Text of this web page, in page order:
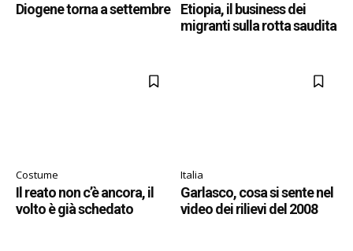
Diogene torna a settembre
Etiopia, il business dei
migranti sulla rotta saudita
Costume
Il reato non c’è ancora, il
volto è già schedato
Italia
Garlasco, cosa si sente nel
video dei rilievi del 2008